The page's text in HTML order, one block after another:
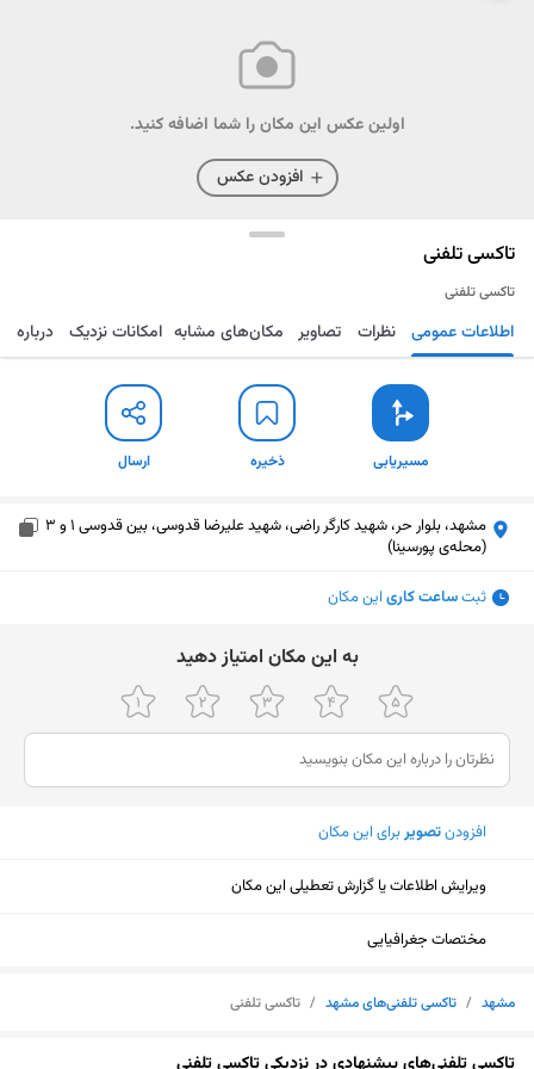
اولین عکس این مکان را شما اضافه کنید.
افزودن عکس
تاکسی تلفنی
تاکسی تلفنی
مسیریابی ذخیره ارسال اطلاعات عمومی نظرات تصاویر مکان‌های مشابه امکانات نزدیک درباره
مسیریابی ذخیره ارسال
مشهد، بلوار حر، شهید کارگر راضی، شهید علیرضا قدوسی، بین قدوسی 1 و 3
(محله‌ی پورسینا)
ثبتساعت کاری این مکان
ﺑﻪ اﯾﻦ ﻣﮑﺎن اﻣﺘﯿﺎز دﻫﯿﺪ
افزودنتصویربرای این مکان
ویرایش اطلاعات یا گزارش تعطیلی این مکان
مختصات جغرافیایی
مشهد / تاکسی تلفنی‌های مشهد / تاکسی تلفنی